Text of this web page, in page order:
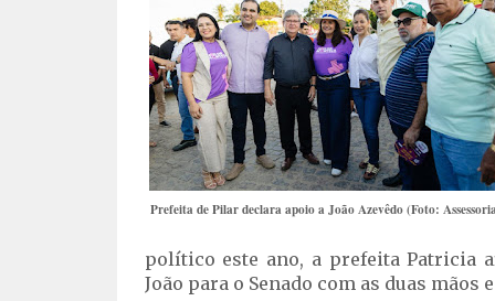
Prefeita de Pilar declara apoio a João Azevêdo (Foto:
político este ano, a prefeita Patricia
João para o Senado com as duas mãos